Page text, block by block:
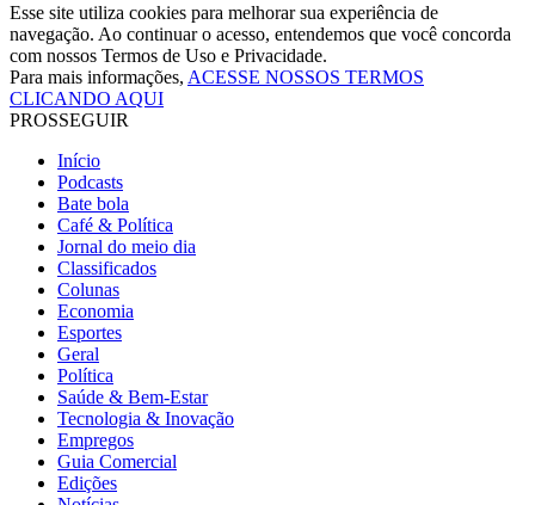
Esse site utiliza cookies para melhorar sua experiência de
navegação. Ao continuar o acesso, entendemos que você concorda
com nossos Termos de Uso e Privacidade.
Para mais informações, ACESSE NOSSOS TERMOS
CLICANDO AQUI
PROSSEGUIR
Início
Podcasts
Bate bola
Café & Política
Jornal do meio dia
Classificados
Colunas
Economia
Esportes
Geral
Política
Saúde & Bem-Estar
Tecnologia & Inovação
Empregos
Guia Comercial
Edições